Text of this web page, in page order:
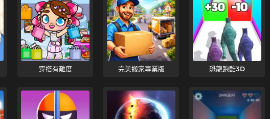
穿搭有難度 完美搬家專業版 恐龍跑酷3D